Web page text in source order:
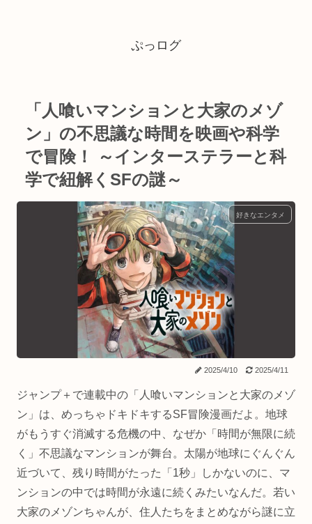
ぷっログ
「人喰いマンションと大家のメゾ
ン」の不思議な時間を映画や科学
で冒険！ ～インターステラーと科
学で紐解くSFの謎～
好きなエンタメ
2025/4/10 2025/4/11
ジャンプ＋で連載中の「人喰いマンションと大家のメゾ
ン」は、めっちゃドキドキするSF冒険漫画だよ。地球
がもうすぐ消滅する危機の中、なぜか「時間が無限に続
く」不思議なマンションが舞台。太陽が地球にぐんぐん
近づいて、残り時間がたった「1秒」しかないのに、マ
ンションの中では時間が永遠に続くみたいなんだ。若い
大家のメゾンちゃんが、住人たちをまとめながら謎に立